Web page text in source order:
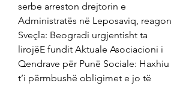
serbe arreston drejtorin e
Administratës në Leposaviq, reagon
Sveçla: Beogradi urgjentisht ta
lirojëE fundit Aktuale Asociacioni i
Qendrave për Punë Sociale: Haxhiu
t’i përmbushë obligimet e jo të